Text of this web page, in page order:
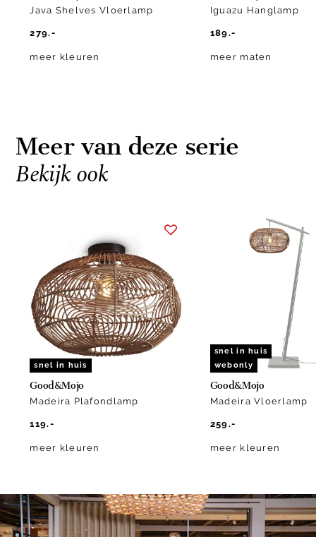
Java Shelves Vloerlamp
279.-
meer kleuren
Iguazu Hanglamp
189.-
meer maten
Meer van deze serie
Bekijk ook
snel in huis
Good&Mojo
Madeira Plafondlamp
119.-
meer kleuren
snel in huis
webonly
Good&Mojo
Madeira Vloerlamp
259.-
meer kleuren